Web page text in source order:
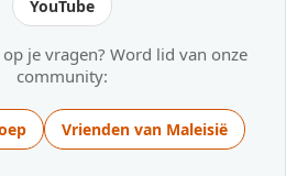
YouTube
je vragen? Word lid van onze
community:
Vrienden van Maleisië